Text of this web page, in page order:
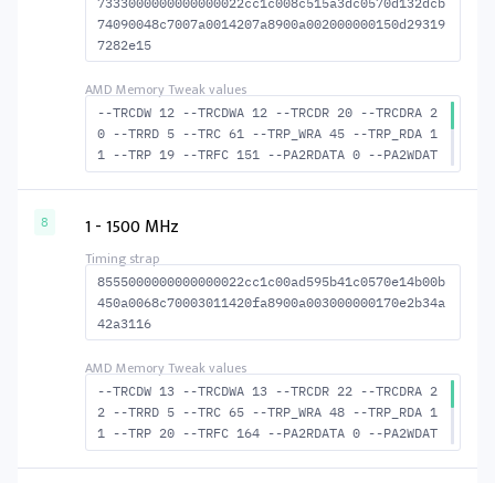
74090048c7007a0014207a8900a002000000150d29319
7282e15
--TRCDW 12 --TRCDWA 12 --TRCDR 20 --TRCDRA 2
0 --TRRD 5 --TRC 61 --TRP_WRA 45 --TRP_RDA 1
1 --TRP 19 --TRFC 151 --PA2RDATA 0 --PA2WDAT
A 0 --TFAW 8 --TCRCRL 2 --TCRCWL 7 --TFAW32
-ACTWR 49 --RAS2RAS 151 --RP 40 --WRPLUSRP 4
8 1 - 1500 MHz
8555000000000000022cc1c00ad595b41c0570e14b00b
450a0068c70003011420fa8900a003000000170e2b34a
42a3116
--TRCDW 13 --TRCDWA 13 --TRCDR 22 --TRCDRA 2
2 --TRRD 5 --TRC 65 --TRP_WRA 48 --TRP_RDA 1
1 --TRP 20 --TRFC 164 --PA2RDATA 0 --PA2WDAT
A 0 --TFAW 8 --TCRCRL 3 --TCRCWL 7 --TFAW32